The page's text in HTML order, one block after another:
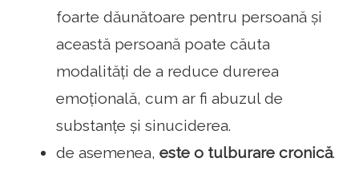
foarte dăunătoare pentru persoană și
această persoană poate căuta
modalități de a reduce durerea
emoțională, cum ar fi abuzul de
substanțe și sinuciderea.
de asemenea, este o tulburare cronică.